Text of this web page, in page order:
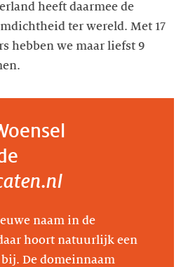
heeft daarmee de
ter wereld. Met 17
hebben we maar liefst 9
naam in de
hoort natuurlijk een
De domeinnaam